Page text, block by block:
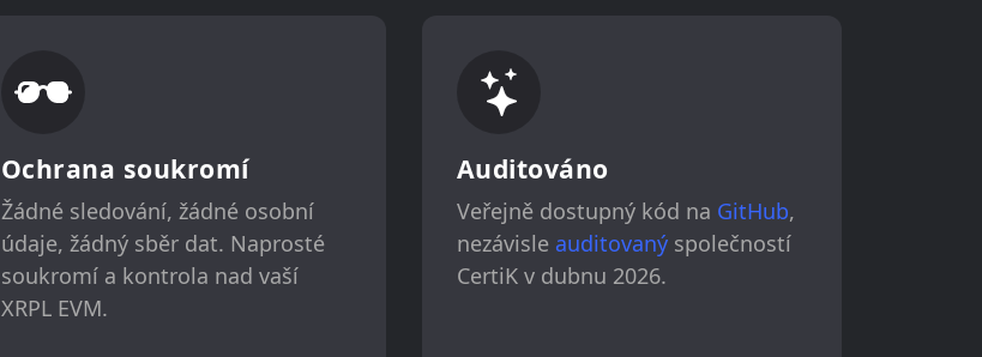
Ochrana soukromí
Žádné sledování, žádné osobní
údaje, žádný sběr dat. Naprosté
soukromí a kontrola nad vaší
XRPL EVM.
Auditováno
Veřejně dostupný kód na GitHub,
nezávisle auditovanýspolečností
CertiK v dubnu 2026.